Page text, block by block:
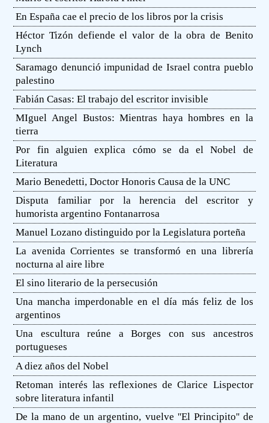
En España cae el precio de los libros por la crisis
Héctor Tizón defiende el valor de la obra de Benito
Lynch
Saramago denunció impunidad de Israel contra pueblo
palestino
Fabián Casas: El trabajo del escritor invisible
MIguel Angel Bustos: Mientras haya hombres en la
tierra
Por fin alguien explica cómo se da el Nobel de
Literatura
Mario Benedetti, Doctor Honoris Causa de la UNC
Disputa familiar por la herencia del escritor y
humorista argentino Fontanarrosa
Manuel Lozano distinguido por la Legislatura porteña
La avenida Corrientes se transformó en una librería
nocturna al aire libre
El sino literario de la persecusión
Una mancha imperdonable en el día más feliz de los
argentinos
Una escultura reúne a Borges con sus ancestros
portugueses
A diez años del Nobel
Retoman interés las reflexiones de Clarice Lispector
sobre literatura infantil
De la mano de un argentino, vuelve ''El Principito'' de